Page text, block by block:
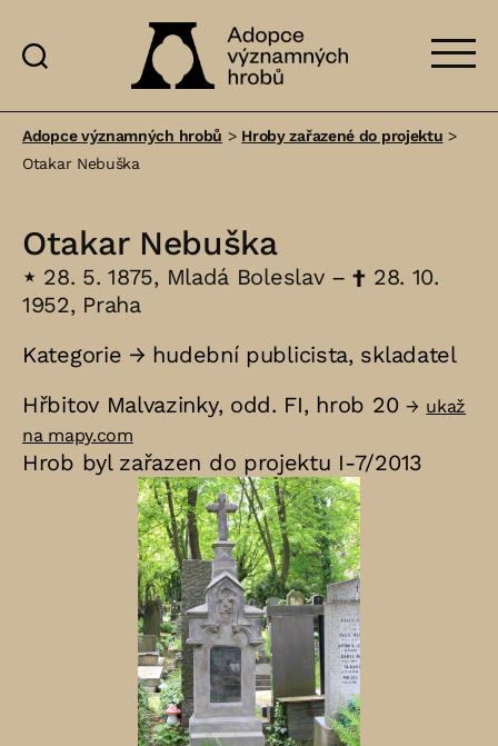
významných
Adopce významných hrobů > Hroby zařazené do projektu >
Otakar Nebuška
Otakar Nebuška
⋆ 28. 5. 1875, Mladá Boleslav –† 28. 10.
1952, Praha
Kategorie → hudební publicista, skladatel
Hřbitov Malvazinky, odd. FI, hrob 20 → ukaž
na mapy.com
Hrob byl zařazen do projektu I-7/2013